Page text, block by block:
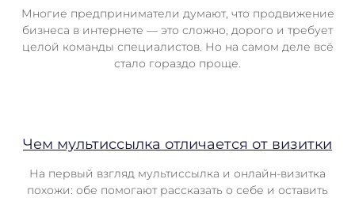
Многие предприниматели думают, что продвижение
бизнеса в интернете — это сложно, дорого и требует
целой команды специалистов. Но на самом деле всё
стало гораздо проще.
Чем мультиссылка отличается от визитки
На первый взгляд мультиссылка и онлайн-визитка
похожи: обе помогают рассказать о себе и оставить